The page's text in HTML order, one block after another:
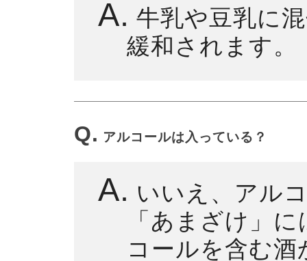
A. 牛乳や豆乳に
緩和されます。
Q. アルコールは入っている？
A. いいえ、アル
「あまざけ」
コールを含む